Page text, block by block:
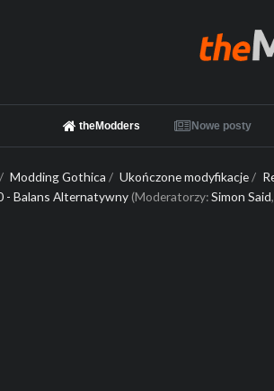
theModders Nowe posty
/ Modding Gothica / Ukończone modyfikacje/
- Balans Alternatywny(Moderatorzy:Simon Said